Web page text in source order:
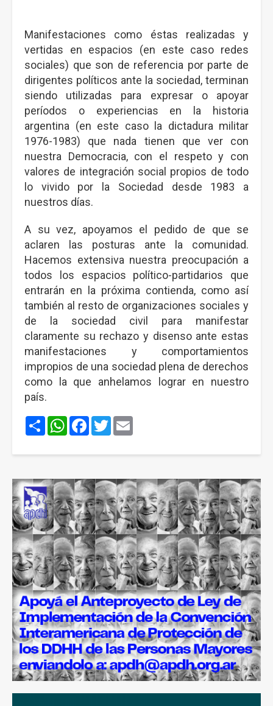
Manifestaciones como éstas realizadas y
vertidas en espacios (en este caso redes
sociales) que son de referencia por parte de
dirigentes políticos ante la sociedad, terminan
siendo utilizadas para expresar o apoyar
períodos o experiencias en la historia
argentina (en este caso la dictadura militar
1976-1983) que nada tienen que ver con
nuestra Democracia, con el respeto y con
valores de integración social propios de todo
lo vivido por la Sociedad desde 1983 a
nuestros días.
A su vez, apoyamos el pedido de que se
aclaren las posturas ante la comunidad.
Hacemos extensiva nuestra preocupación a
todos los espacios político-partidarios que
entrarán en la próxima contienda, como así
también al resto de organizaciones sociales y
de la sociedad civil para manifestar
claramente su rechazo y disenso ante estas
manifestaciones y comportamientos
impropios de una sociedad plena de derechos
como la que anhelamos lograr en nuestro
país.
ShareWhatsApp
Facebook
Twitter